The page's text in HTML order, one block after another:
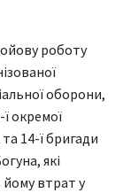
роботу
оборони,
окремої
14-ї бригади
які
втрат у